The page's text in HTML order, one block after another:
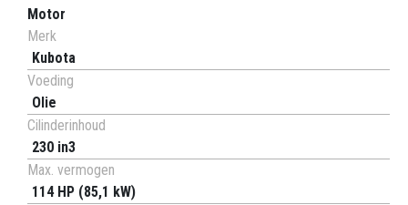
Motor
Merk
Kubota
Voeding
Olie
Cilinderinhoud
230 in3
Max. vermogen
114 HP (85,1 kW)